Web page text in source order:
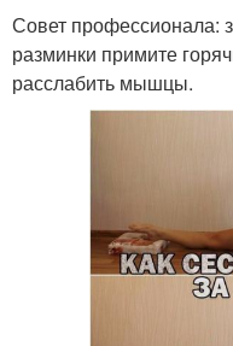
Совет профессионала:
разминки примите
расслабить мышцы.